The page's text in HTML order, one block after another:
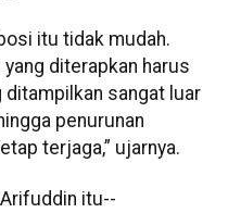
itu tidak mudah.
diterapkan harus
ditampilkan sangat luar
penurunan
terjaga,” ujarnya.
itu--